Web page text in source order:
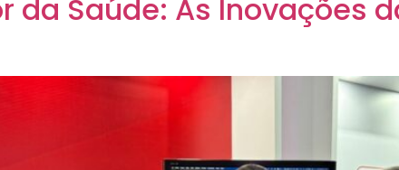
da Saúde: As Inovações